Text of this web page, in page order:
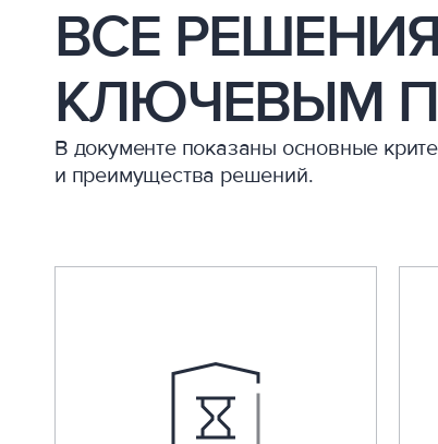
ВСЕ
КЛЮЧЕВЫМ
В документе показаны основные
и преимущества решений.